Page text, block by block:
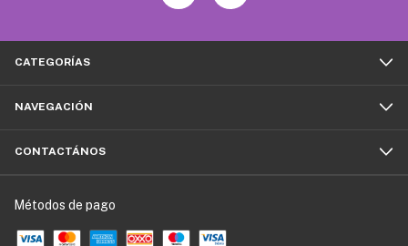
CATEGORÍAS
NAVEGACIÓN
CONTACTÁNOS
Métodos de pago